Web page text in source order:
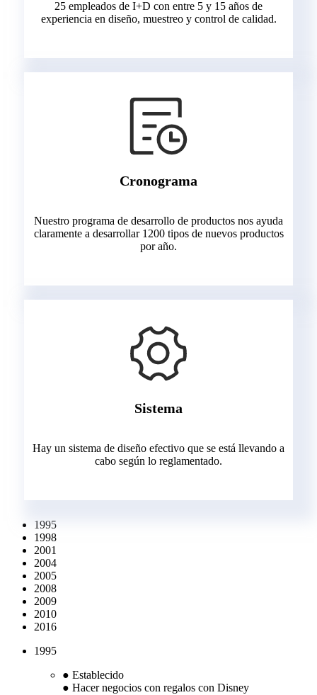
25 empleados de I+D con entre 5 y 15 años de
experiencia en diseño, muestreo y control de calidad.
Cronograma
Nuestro programa de desarrollo de productos nos ayuda
claramente a desarrollar 1200 tipos de nuevos productos
por año.
Sistema
Hay un sistema de diseño efectivo que se está llevando a
cabo según lo reglamentado.
1995
1998
2001
2004
2005
2008
2009
2010
2016
1995
● Establecido
● Hacer negocios con regalos con Disney